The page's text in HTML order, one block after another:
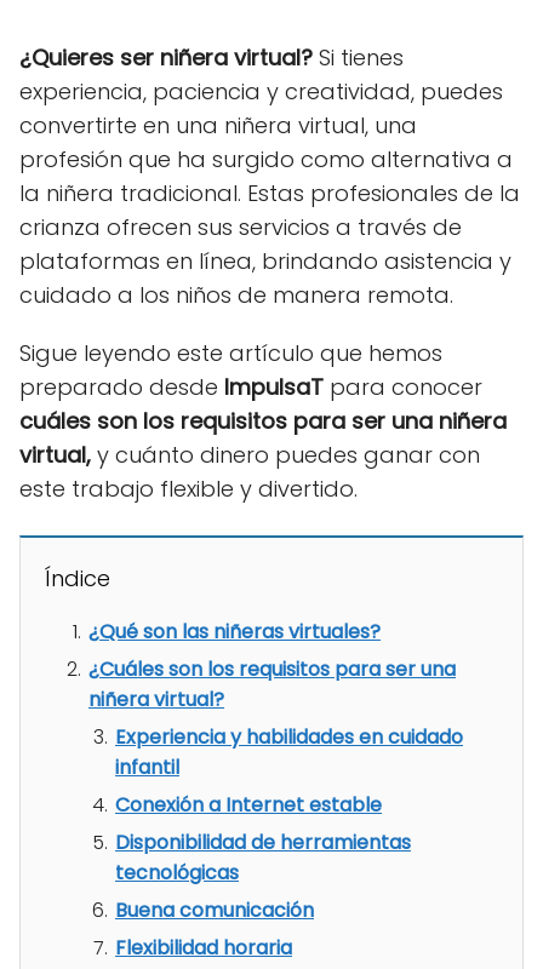
¿Quieres ser niñera virtual? Si tienes
experiencia, paciencia y creatividad, puedes
convertirte en una niñera virtual, una
profesión que ha surgido como alternativa a
la niñera tradicional. Estas profesionales de la
crianza ofrecen sus servicios a través de
plataformas en línea, brindando asistencia y
cuidado a los niños de manera remota.
Sigue leyendo este artículo que hemos
preparado desde ImpulsaT para conocer
cuáles son los requisitos para ser una niñera
virtual, y cuánto dinero puedes ganar con
este trabajo flexible y divertido.
Índice
¿Qué son las niñeras virtuales?
¿Cuáles son los requisitos para ser una
niñera virtual?
Experiencia y habilidades en cuidado
infantil
Conexión a Internet estable
Disponibilidad de herramientas
tecnológicas
Buena comunicación
Flexibilidad horaria